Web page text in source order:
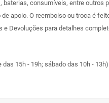
baterias, consumíveis, entre outros
apoio. O reembolso ou troca é
e Devoluções para detalhes
15h - 19h; sábado das 10h - 13h)